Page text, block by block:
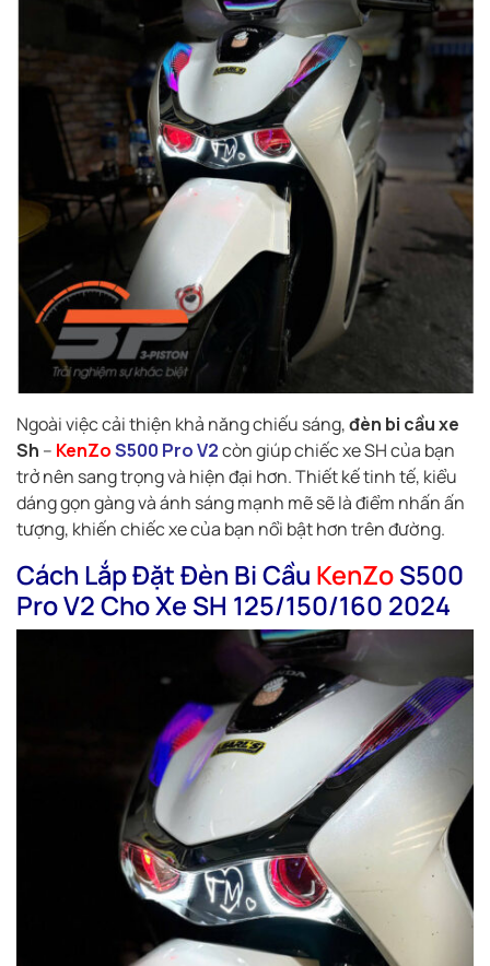
Ngoài việc cải thiện khả năng chiếu sáng,đèn bi cầu xe
Sh – KenZoS500 Pro V2còn giúp chiếc xe SH của bạn
trở nên sang trọng và hiện đại hơn. Thiết kế tinh tế, kiểu
dáng gọn gàng và ánh sáng mạnh mẽ sẽ là điểm nhấn ấn
tượng, khiến chiếc xe của bạn nổi bật hơn trên đường.
Cách Lắp Đặt Đèn Bi Cầu KenZoS500
Pro V2 Cho Xe SH 125/150/160 2024